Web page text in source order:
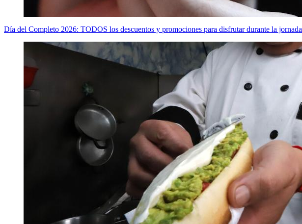
Día del Completo 2026: TODOS los descuentos y promociones para disfrutar durante la jornada